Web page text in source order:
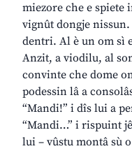
miezore che e spiete
vignût dongje nissun.
dentri. Al è un om sì
Anzit, a viodilu, al
convinte che dome
podessin lâ a
“Mandi!” i dîs lui a
“Mandi…” i rispuint
lui – vûstu montâ sù